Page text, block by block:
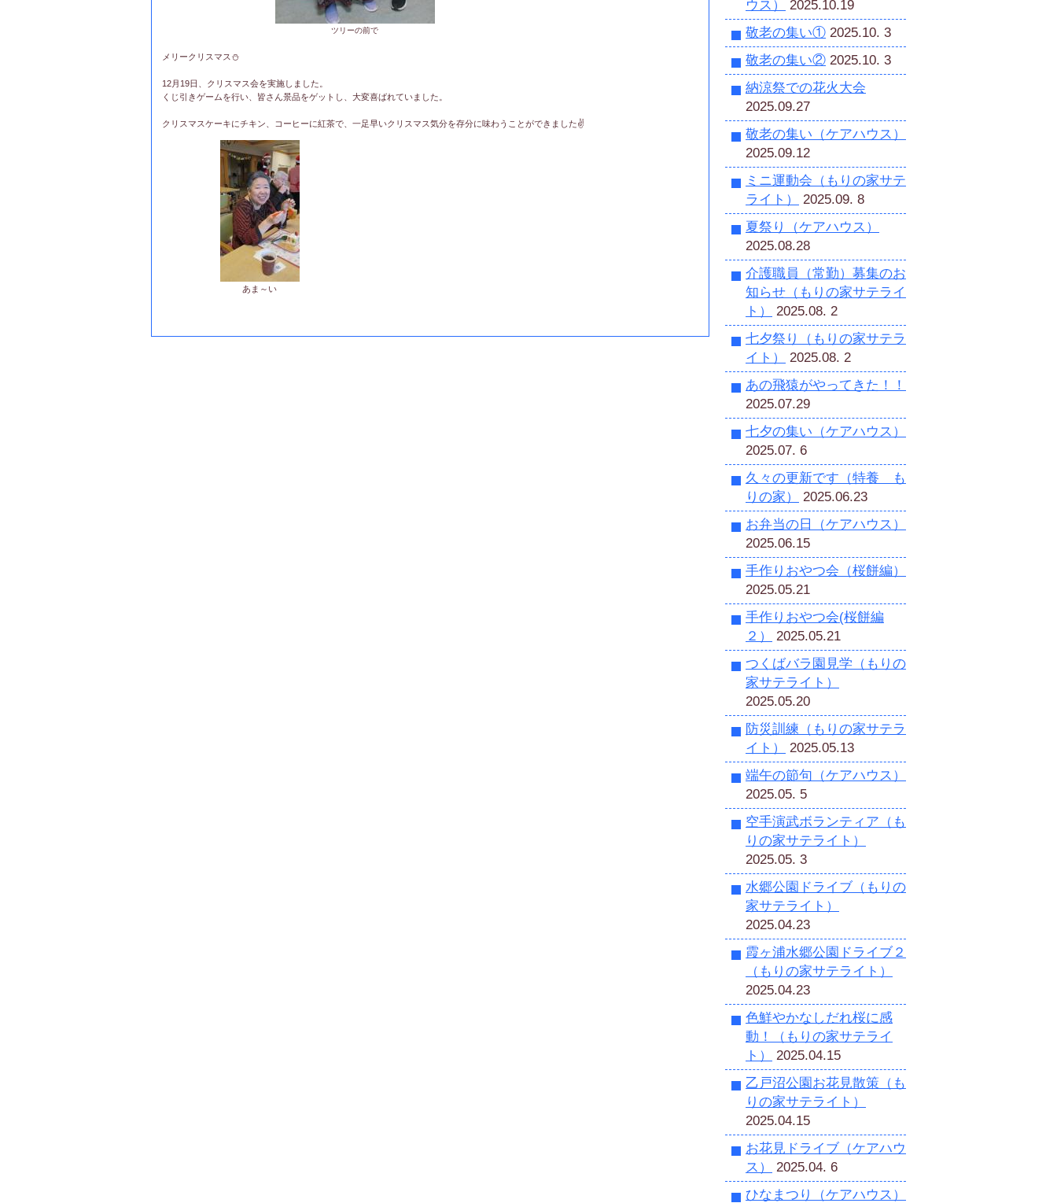
ツリーの前で
メリークリスマス⛄
12月19日、クリスマス会を実施しました。
くじ引きゲームを行い、皆さん景品をゲットし、大変喜ばれていました。
クリスマスケーキにチキン、コーヒーに紅茶で、一足早いクリスマス気分を存分に味わうことができました✌
あま～い
ウス）
2025.10.19
敬老の集い① 2025.10. 3
敬老の集い② 2025.10. 3
納涼祭での花火大会
2025.09.27
敬老の集い（ケアハウス）
2025.09.12
ミニ運動会（もりの家サテ
ライト）
2025.09. 8
夏祭り（ケアハウス）
2025.08.28
介護職員（常勤）募集のお
知らせ（もりの家サテライ
ト）
2025.08. 2
七夕祭り（もりの家サテラ
イト）
2025.08. 2
あの飛猿がやってきた！！
2025.07.29
七夕の集い（ケアハウス）
2025.07. 6
久々の更新です（特養 も
りの家）
2025.06.23
お弁当の日（ケアハウス）
2025.06.15
手作りおやつ会（桜餅編）
2025.05.21
手作りおやつ会(桜餅編
２）
2025.05.21
つくばバラ園見学（もりの
家サテライト）
2025.05.20
防災訓練（もりの家サテラ
イト）
2025.05.13
端午の節句（ケアハウス）
2025.05. 5
空手演武ボランティア（も
りの家サテライト）
2025.05. 3
水郷公園ドライブ（もりの
家サテライト）
2025.04.23
霞ヶ浦水郷公園ドライブ２
（もりの家サテライト）
2025.04.23
色鮮やかなしだれ桜に感
動！（もりの家サテライ
ト）
2025.04.15
乙戸沼公園お花見散策（も
りの家サテライト）
2025.04.15
お花見ドライブ（ケアハウ
ス）
2025.04. 6
ひなまつり（ケアハウス）